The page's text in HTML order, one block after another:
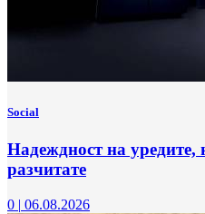
Social
Надеждност на уредите,
разчитате
0 | 06.08.2026